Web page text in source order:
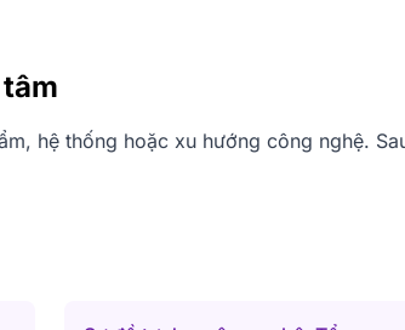
hệ thống hoặc xu hướng công nghệ.